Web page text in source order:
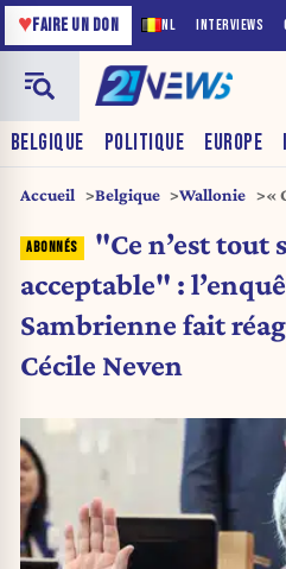
NL INTERVIEWS
♥FAIRE UN DON
BELGIQUE POLITIQUE EUROPE
Accueil Belgique Wallonie
«
"Ce n’est tout
acceptable" :
Sambrienne fait
Cécile Neven